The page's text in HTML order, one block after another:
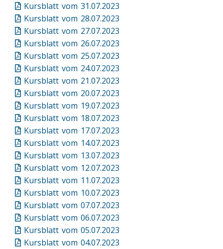
Kursblatt vom 31.07.2023
Kursblatt vom 28.07.2023
Kursblatt vom 27.07.2023
Kursblatt vom 26.07.2023
Kursblatt vom 25.07.2023
Kursblatt vom 24.07.2023
Kursblatt vom 21.07.2023
Kursblatt vom 20.07.2023
Kursblatt vom 19.07.2023
Kursblatt vom 18.07.2023
Kursblatt vom 17.07.2023
Kursblatt vom 14.07.2023
Kursblatt vom 13.07.2023
Kursblatt vom 12.07.2023
Kursblatt vom 11.07.2023
Kursblatt vom 10.07.2023
Kursblatt vom 07.07.2023
Kursblatt vom 06.07.2023
Kursblatt vom 05.07.2023
Kursblatt vom 04.07.2023